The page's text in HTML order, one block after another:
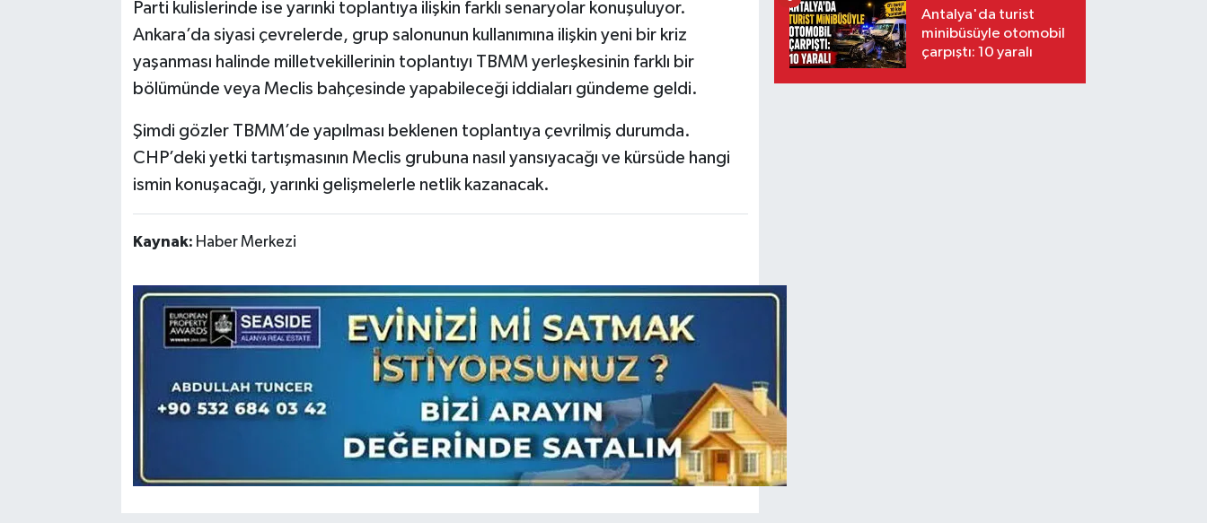
Parti kulislerinde ise yarınki toplantıya ilişkin farklı senaryolar konuşuluyor.
Ankara’da siyasi çevrelerde, grup salonunun kullanımına ilişkin yeni bir kriz
yaşanması halinde milletvekillerinin toplantıyı TBMM yerleşkesinin farklı bir
bölümünde veya Meclis bahçesinde yapabileceği iddiaları gündeme geldi.
Şimdi gözler TBMM’de yapılması beklenen toplantıya çevrilmiş durumda.
CHP’deki yetki tartışmasının Meclis grubuna nasıl yansıyacağı ve kürsüde hangi
ismin konuşacağı, yarınki gelişmelerle netlik kazanacak.
Kaynak: Haber Merkezi
Antalya'da turist
minibüsüyle otomobil
çarpıştı: 10 yaralı